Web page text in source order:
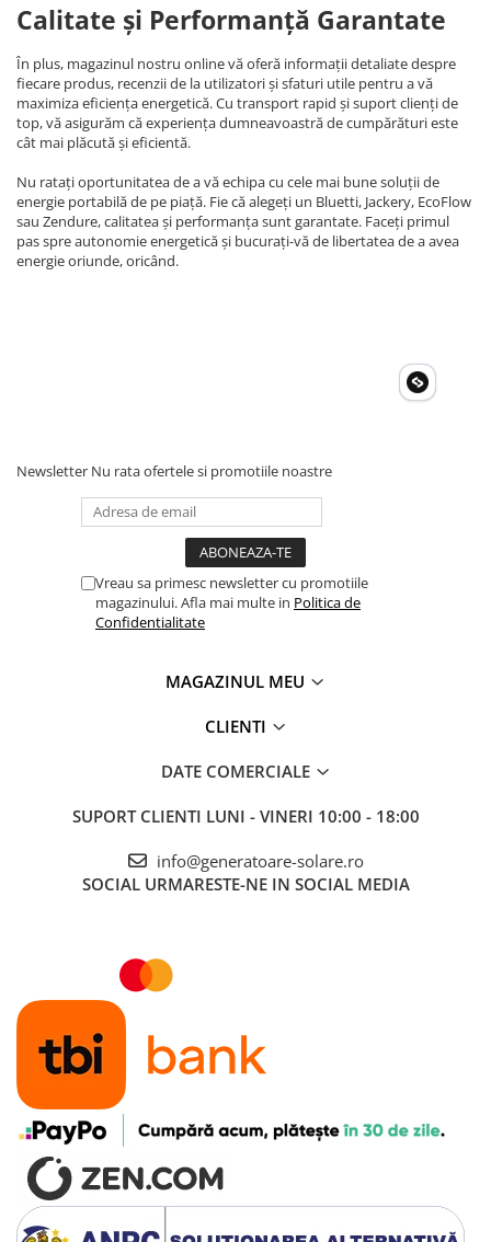
Calitate și Performanță Garantate
În plus, magazinul nostru online vă oferă informații detaliate despre
fiecare produs, recenzii de la utilizatori și sfaturi utile pentru a vă
maximiza eficiența energetică. Cu transport rapid și suport clienți de
top, vă asigurăm că experiența dumneavoastră de cumpărături este
cât mai plăcută și eficientă.
Nu ratați oportunitatea de a vă echipa cu cele mai bune soluții de
energie portabilă de pe piață. Fie că alegeți un Bluetti, Jackery, EcoFlow
sau Zendure, calitatea și performanța sunt garantate. Faceți primul
pas spre autonomie energetică și bucurați-vă de libertatea de a avea
energie oriunde, oricând.
Newsletter Nu rata ofertele si promotiile noastre
Vreau sa primesc newsletter cu promotiile
magazinului. Afla mai multe in Politica de
Confidentialitate
MAGAZINUL MEU
CLIENTI
DATE COMERCIALE
SUPORT CLIENTI LUNI - VINERI 10:00 - 18:00
info@generatoare-solare.ro
SOCIAL URMARESTE-NE IN SOCIAL MEDIA